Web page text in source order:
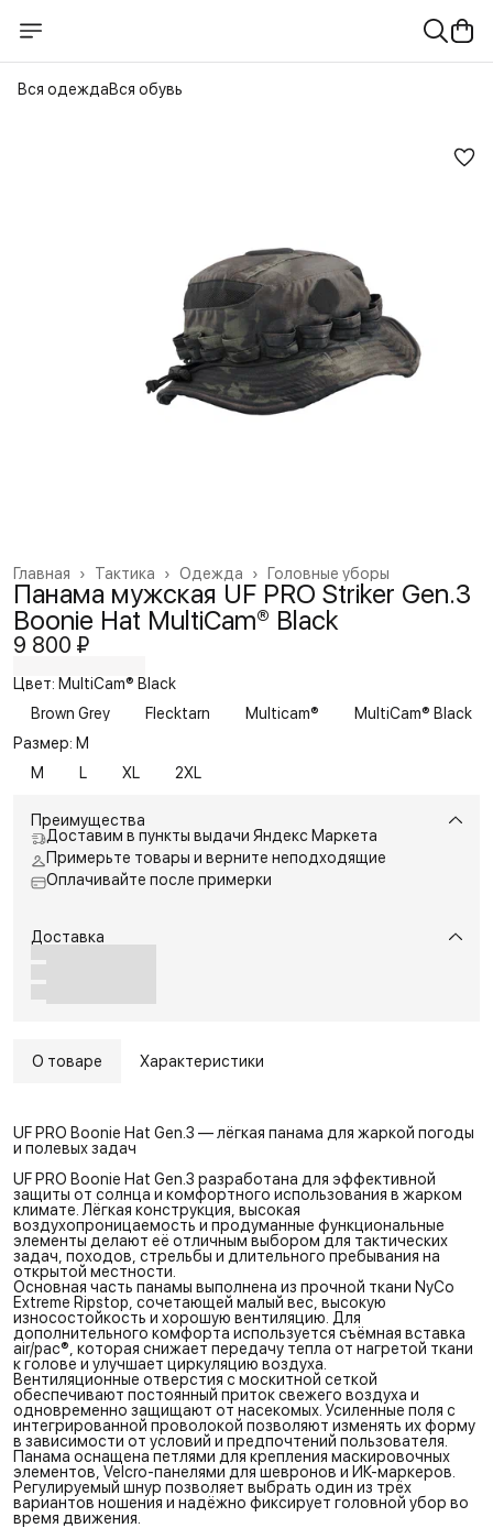
Вся одеждаВся обувь
Головные уборы
Одежда ›
Тактика ›
Главная ›
Панама мужская UF PRO Striker Gen.3
Boonie Hat MultiCam® Black
9 800 ₽
Цвет: MultiCam® Black
Brown Grey
Flecktarn Multicam®
MultiCam® Black
Размер: M
M
L XL 2XL
Преимущества
Доставим в пункты выдачи Яндекс Маркета
Примерьте товары и верните неподходящие
Оплачивайте после примерки
Доставка
О товаре Характеристики
UF PRO Boonie Hat Gen.3 — лёгкая панама для жаркой погоды
и полевых задач
UF PRO Boonie Hat Gen.3 разработана для эффективной
защиты от солнца и комфортного использования в жарком
климате. Лёгкая конструкция, высокая
воздухопроницаемость и продуманные функциональные
элементы делают её отличным выбором для тактических
задач, походов, стрельбы и длительного пребывания на
открытой местности.
Основная часть панамы выполнена из прочной ткани NyCo
Extreme Ripstop, сочетающей малый вес, высокую
износостойкость и хорошую вентиляцию. Для
дополнительного комфорта используется съёмная вставка
air/pac®, которая снижает передачу тепла от нагретой ткани
к голове и улучшает циркуляцию воздуха.
Вентиляционные отверстия с москитной сеткой
обеспечивают постоянный приток свежего воздуха и
одновременно защищают от насекомых. Усиленные поля с
интегрированной проволокой позволяют изменять их форму
в зависимости от условий и предпочтений пользователя.
Панама оснащена петлями для крепления маскировочных
элементов, Velcro-панелями для шевронов и ИК-маркеров.
Регулируемый шнур позволяет выбрать один из трёх
вариантов ношения и надёжно фиксирует головной убор во
время движения.